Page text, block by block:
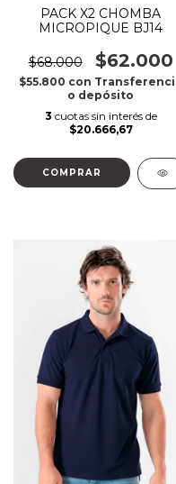
PACK X2 CHOMBA
MICROPIQUE BJ14
$68.000 $62.000
$55.800 con
o depósito
3 cuotas sin interés de
$20.666,67
COMPRAR